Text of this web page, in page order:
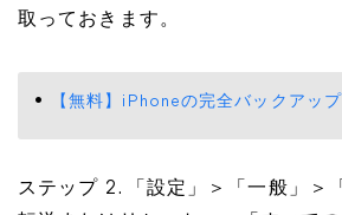
取っておきます。
【無料】iPhoneの完全バックアッ
ステップ 2. 「設定」＞「一般」＞